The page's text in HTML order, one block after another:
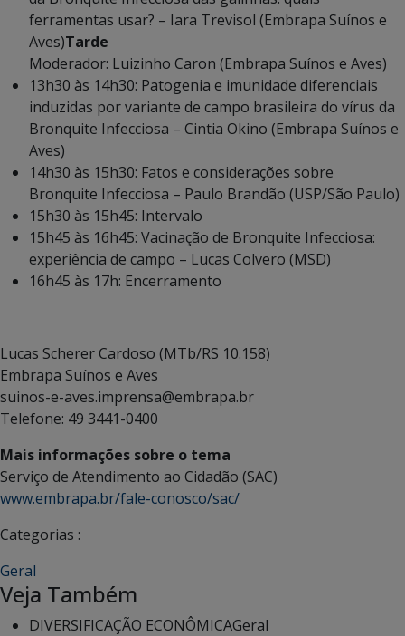
ferramentas usar? – Iara Trevisol (Embrapa Suínos e
Aves)Tarde
Moderador: Luizinho Caron (Embrapa Suínos e Aves)
13h30 às 14h30: Patogenia e imunidade diferenciais
induzidas por variante de campo brasileira do vírus da
Bronquite Infecciosa – Cintia Okino (Embrapa Suínos e
Aves)
14h30 às 15h30: Fatos e considerações sobre
Bronquite Infecciosa – Paulo Brandão (USP/São Paulo)
15h30 às 15h45: Intervalo
15h45 às 16h45: Vacinação de Bronquite Infecciosa:
experiência de campo – Lucas Colvero (MSD)
16h45 às 17h: Encerramento
Lucas Scherer Cardoso (MTb/RS 10.158)
Embrapa Suínos e Aves
suinos-e-aves.imprensa@embrapa.br
Telefone: 49 3441-0400
Mais informações sobre o tema
Serviço de Atendimento ao Cidadão (SAC)
www.embrapa.br/fale-conosco/sac/
Categorias :
Geral
Veja Também
DIVERSIFICAÇÃO ECONÔMICAGeral